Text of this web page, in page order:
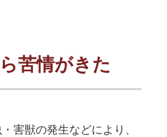
苦情がきた
害獣の発生などにより、